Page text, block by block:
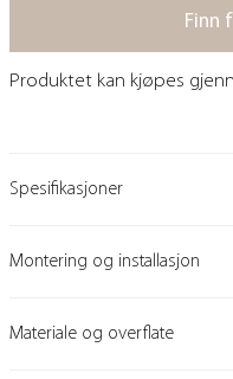
Finn
Produktet kan kjøpes
Spesifikasjoner
Montering og installasjon
Materiale og overflate